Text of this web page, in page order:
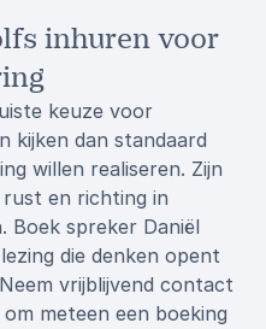
inhuren voor
keuze voor
kijken dan standaard
willen realiseren. Zijn
rust en richting in
Boek spreker Daniël
die denken opent
vrijblijvend contact
meteen een boeking